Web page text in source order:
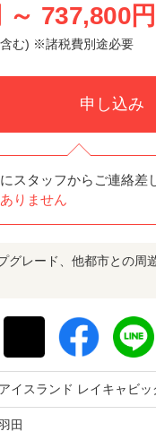
～ 737,800円
含む) ※諸税費別途必要
申し込み
スタッフからご連絡差
りません
グレード、他都市との周
アイスランド レイキャビッ
田